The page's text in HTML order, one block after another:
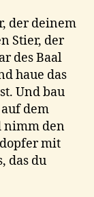
der deinem
Stier, der
des Baal
haue das
Und bau
dem
nimm den
mit
das du